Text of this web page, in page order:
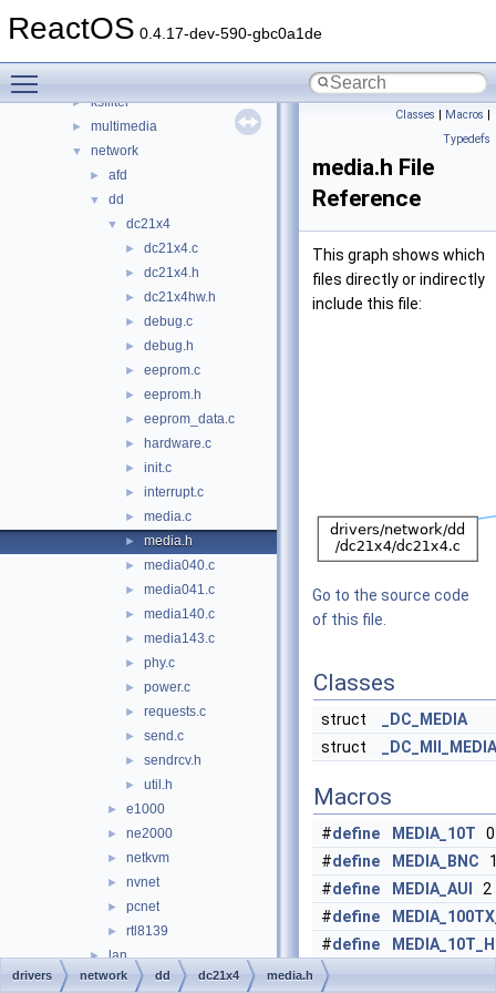
ReactOS 0.4.17-dev-590-gbc0a1de
► filters
► ksfilter
► multimedia
▼ network
► afd
▼ dd
▼ dc21x4
► dc21x4.c
► dc21x4.h
► dc21x4hw.h
► debug.c
► debug.h
► eeprom.c
► eeprom.h
► eeprom_data.c
► hardware.c
► init.c
► interrupt.c
► media.c
► media.h
► media040.c
► media041.c
► media140.c
► media143.c
► phy.c
► power.c
► requests.c
► send.c
► sendrcv.h
► util.h
► e1000
► ne2000
► netkvm
► nvnet
► pcnet
► rtl8139
► lan
► ndis
Classes | Macros |
Typedefs
media.h File
Reference
This graph shows which
files directly or indirectly
include this file:
Go to the source code
of this file.
Classes
struct
_DC_MEDIA
struct
_DC_MII_MEDIA
Macros
#define MEDIA_10T 0
#define MEDIA_BNC
#define MEDIA_AUI
2
#define
#define
drivers network dd dc21x4 media.h